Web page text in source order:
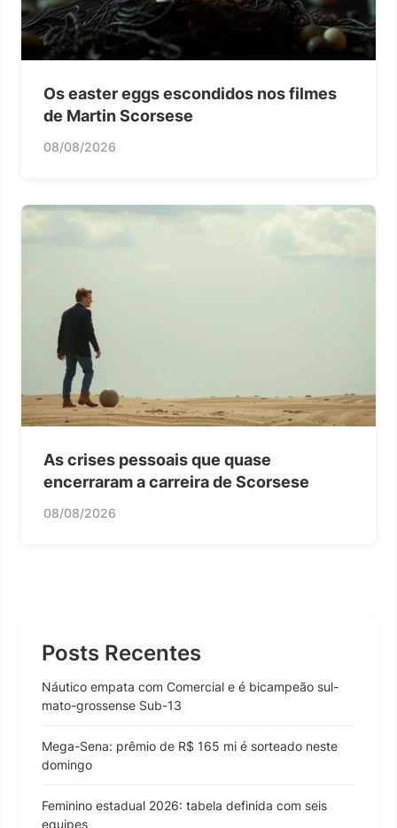
Os easter eggs escondidos nos filmes
de Martin Scorsese
08/08/2026
As crises pessoais que quase
encerraram a carreira de Scorsese
08/08/2026
Posts Recentes
Náutico empata com Comercial e é bicampeão sul-
mato-grossense Sub-13
Mega-Sena: prêmio de R$ 165 mi é sorteado neste
domingo
Feminino estadual 2026: tabela definida com seis
equipes